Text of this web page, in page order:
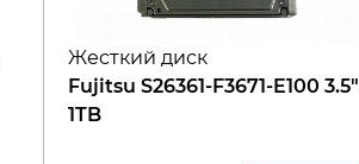
Жесткий диск
Fujitsu S26361-F3671-E100 3.5"
1TB